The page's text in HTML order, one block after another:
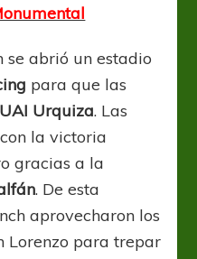
se abrió un estadio
para que las
UAI Urquiza. Las
la victoria
gracias a la
. De esta
aprovecharon los
Lorenzo para trepar